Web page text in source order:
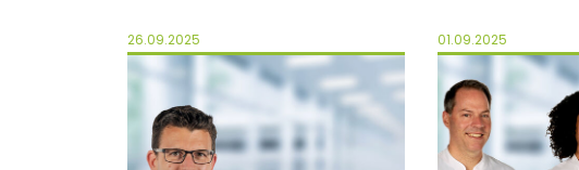
26.09.2025 01.09.2025